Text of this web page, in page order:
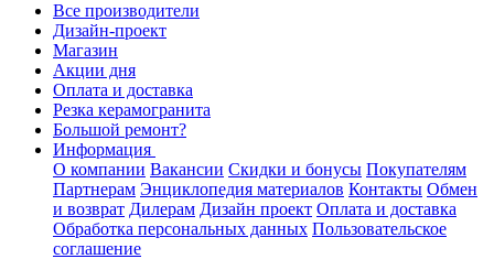
Все производители
Дизайн-проект
Магазин
Акции дня
Оплата и доставка
Резка керамогранита
Большой ремонт?
Информация
О компании Вакансии Скидки и бонусы Покупателям
Партнерам Энциклопедия материалов Контакты Обмен
и возврат Дилерам Дизайн проект Оплата и доставка
Обработка персональных данных Пользовательское
соглашение